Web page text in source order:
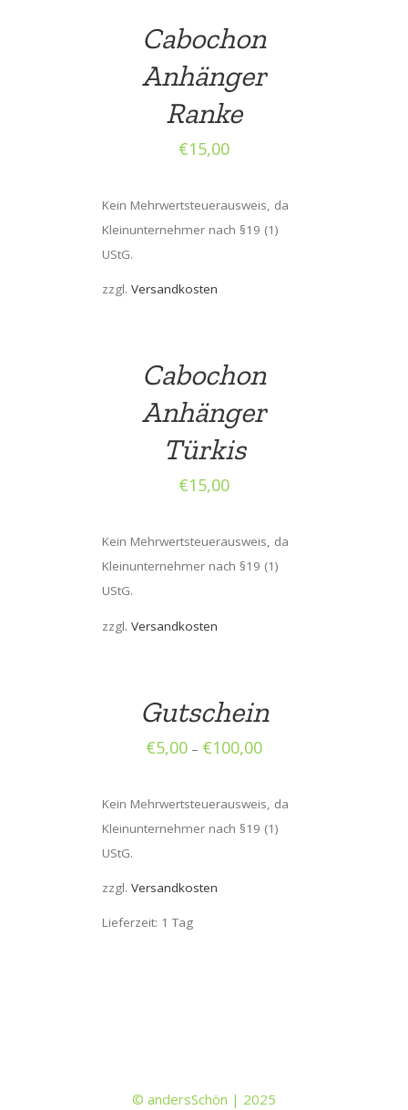
Cabochon
Anhänger
Ranke
€15,00
Kein Mehrwertsteuerausweis, da
Kleinunternehmer nach §19 (1)
UStG.
zzgl. Versandkosten
Cabochon
Anhänger
Türkis
€15,00
Kein Mehrwertsteuerausweis, da
Kleinunternehmer nach §19 (1)
UStG.
zzgl. Versandkosten
Gutschein
€5,00 – €100,00
Kein Mehrwertsteuerausweis, da
Kleinunternehmer nach §19 (1)
UStG.
zzgl. Versandkosten
Lieferzeit: 1 Tag
© andersSchön | 2025